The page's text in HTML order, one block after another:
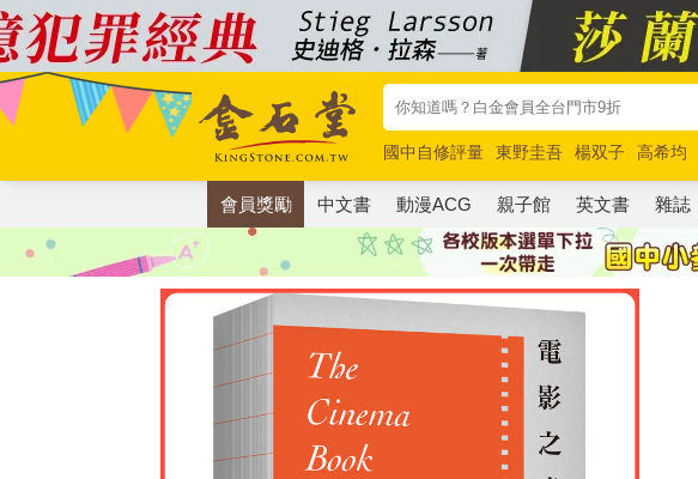
國中自修評量 東野圭吾 楊双子 高希均
唯紅花綻放
奧德賽 路邊攤新作 馬斯克
會員獎勵 中文書 動漫ACG 親子館 英文書 雜誌